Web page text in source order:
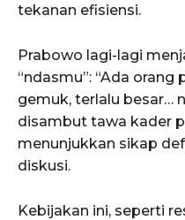
tekanan efisiensi.
Prabowo lagi-lagi
“ndasmu”: “Ada
gemuk, terlalu besar…
disambut tawa kader
menunjukkan sikap
diskusi.
Kebijakan ini, seperti